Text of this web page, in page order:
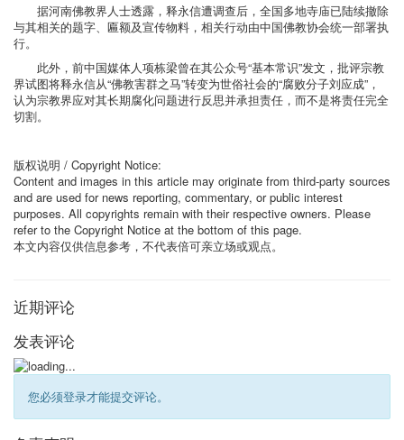
据河南佛教界人士透露，释永信遭调查后，全国多地寺庙已陆续撤除
与其相关的题字、匾额及宣传物料，相关行动由中国佛教协会统一部署执
行。
此外，前中国媒体人项栋梁曾在其公众号“基本常识”发文，批评宗教
界试图将释永信从“佛教害群之马”转变为世俗社会的“腐败分子刘应成”，
认为宗教界应对其长期腐化问题进行反思并承担责任，而不是将责任完全
切割。
版权说明 / Copyright Notice:
Content and images in this article may originate from third-party sources
and are used for news reporting, commentary, or public interest
purposes. All copyrights remain with their respective owners. Please
refer to the Copyright Notice at the bottom of this page.
本文内容仅供信息参考，不代表倍可亲立场或观点。
近期评论
发表评论
您必须登录才能提交评论。